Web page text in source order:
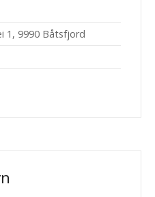
1, 9990 Båtsfjord